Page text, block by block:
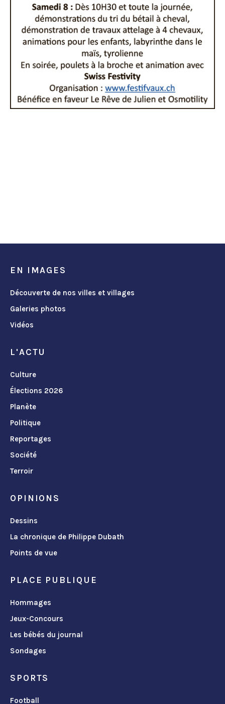
EN IMAGES
Découverte de nos villes et villages
Galeries photos
Vidéos
L'ACTU
Culture
Élections 2026
Planète
Politique
Reportages
Société
Terroir
OPINIONS
Dessins
La chronique de Philippe Dubath
Points de vue
PLACE PUBLIQUE
Hommages
Jeux-Concours
Les bébés du journal
Sondages
SPORTS
Football